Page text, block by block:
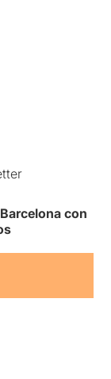
con